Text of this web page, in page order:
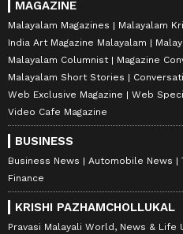
MAGAZINE
Malayalam Magazines
Malayalam
India Art Magazine Malayalam
Malayalam Columnist
Magazine
Malayalam Short Stories
Web Exclusive Magazine
Web
Video Cafe Magazine
BUSINESS
Business News Automobile News
Finance
KRISHI PAZHAMCHOLLUKAL
Pravasi Malayali World, News & Life